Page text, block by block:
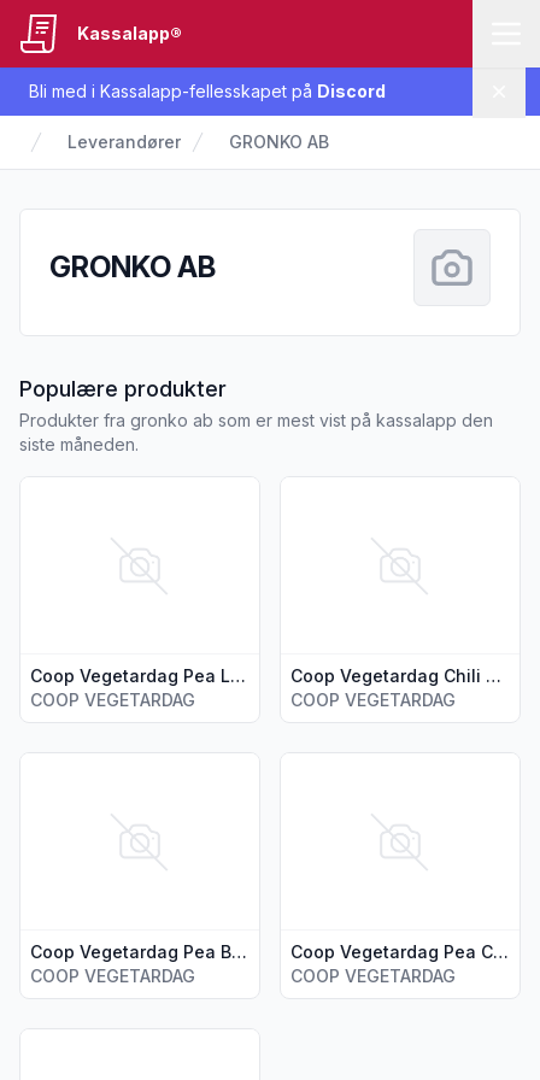
Bli med i Kassalapp-fellesskapet på Discord
Kassalapp®
Leverandører GRONKO AB
GRONKO AB
Populære produkterfra GRONKO AB
Produkter fra gronko ab som er mest vist på kassalapp den
siste måneden.
Coop Vegetardag Pea Lasagne 400g
COOP VEGETARDAG
Coop Vegetardag Chili Con Pea 400g
COOP VEGETARDAG
Coop Vegetardag Pea Bolognese 400g
COOP VEGETARDAG
Vis flere detaljer for produktet "Coop Vegetardag Pea
Coop Vegetardag Pea Curry Vindaloo 400g
COOP VEGETARDAG
Vis flere detaljer for
Vis flere detaljer for produktet "Coop Vegetardag Pea